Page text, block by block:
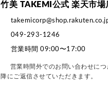
竹美 TAKEMI公式 楽天市場
049-293-1246
営業時間 09:00〜17:00
営業時間外でのお問い合わせに
降にご返信させていただきます。